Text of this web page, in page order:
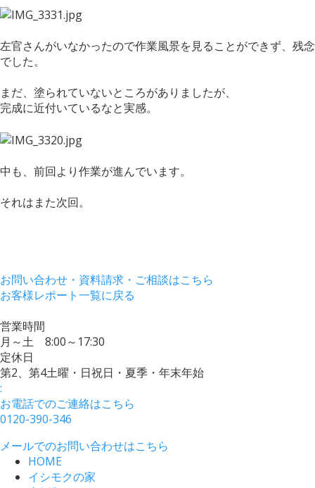
左官さんがいなかったので作業風景を見ることができず、残念
でした。
まだ、塗られていないところがありましたが、
完成に近付いているなと実感。
中も、前回より作業が進んでいます。
それはまた次回。
お問い合わせ・資料請求・ご相談はこちら
お客様レポート一覧に戻る
営業時間
月～土 8:00～17:30
定休日
第2、第4土曜・日祝日・夏季・年末年始
:
お電話でのご連絡はこちら
0120-390-346
メールでのお問い合わせはこちら
HOME
イシモクの家